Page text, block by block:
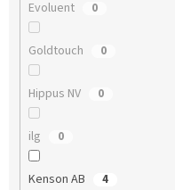
Evoluent 0
Goldtouch 0
Hippus NV 0
ilg 0
Kenson AB 4